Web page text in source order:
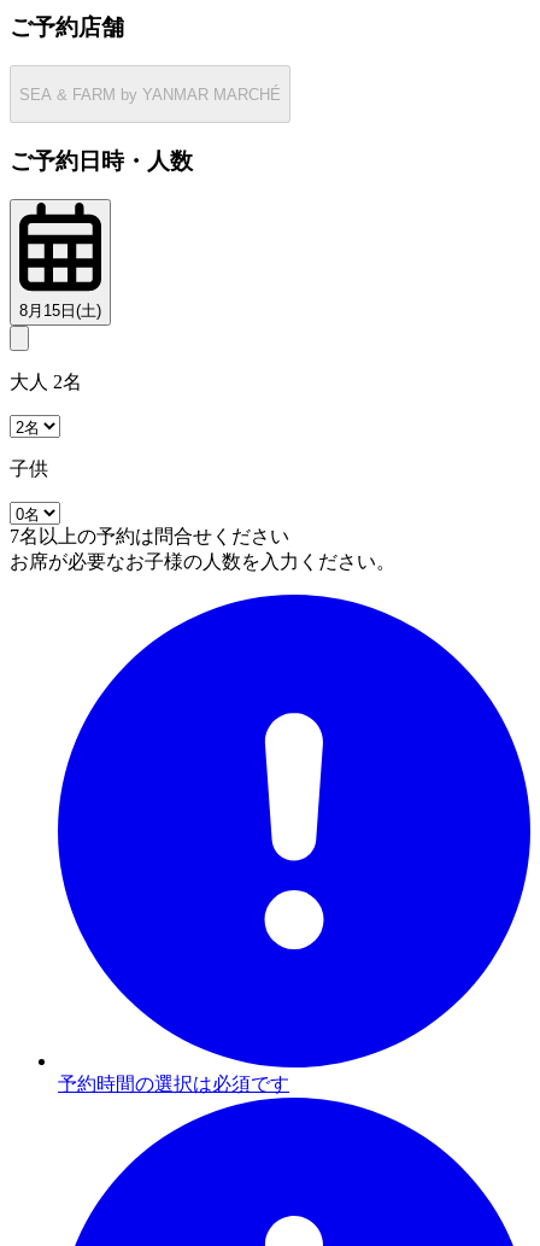
ご予約店舗
SEA & FARM by YANMAR MARCHÉ
ご予約日時・人数
8月15日(土)
大人 2名
子供
7名以上の予約は問合せください
お席が必要なお子様の人数を入力ください。
予約時間の選択は必須です